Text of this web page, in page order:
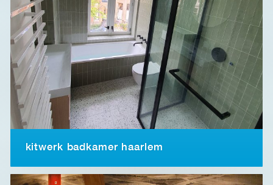
kitwerk badkamer haarlem